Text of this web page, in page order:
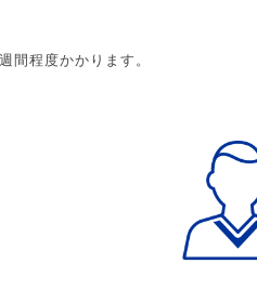
程度かかります。